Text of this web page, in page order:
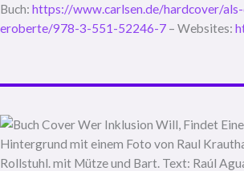
Buch: https://www.carlsen.de/hardcover/
eroberte/978-3-551-52246-7 – Websites: